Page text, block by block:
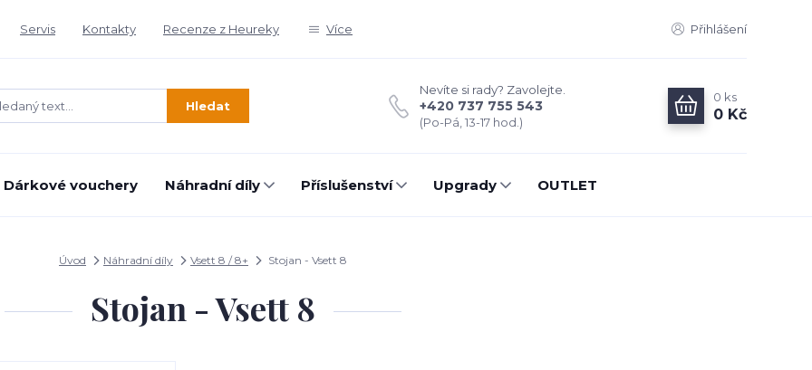
Servis Kontakty Recenze z Heureky Více Přihlášení
Hledat
Nevíte si rady? Zavolejte.
+420 737 755 543
(Po-Pá, 13-17 hod.)
0 ks
0 Kč
Dárkové vouchery Náhradní díly Příslušenství Upgrady OUTLET
Úvod Náhradní díly Vsett 8 / 8+ Stojan - Vsett 8
Stojan - Vsett 8